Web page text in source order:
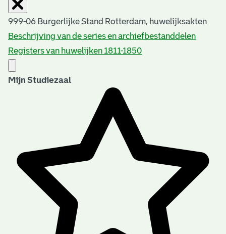
999-06 Burgerlijke Stand Rotterdam, huwelijksakten
Beschrijving van de series en archiefbestanddelen
Registers van huwelijken 1811-1850
Mijn Studiezaal